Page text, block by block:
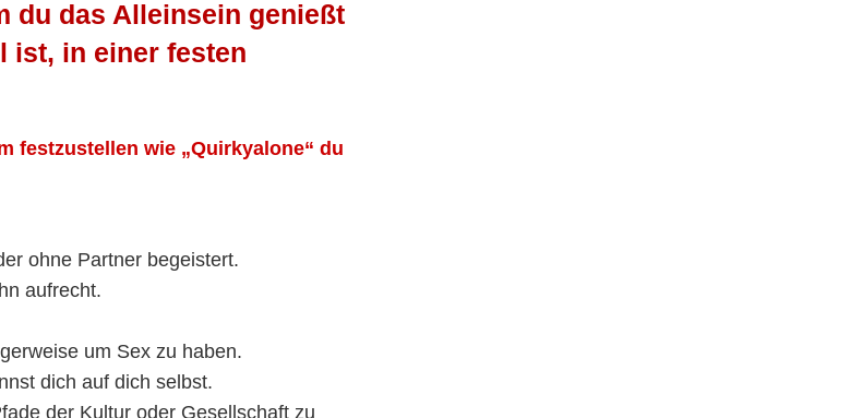
du das Alleinsein genießt
ist, in einer festen
festzustellen wie „Quirkyalone“ du
ohne Partner begeistert.
aufrecht.
um Sex zu haben.
dich auf dich selbst.
der Kultur oder Gesellschaft zu